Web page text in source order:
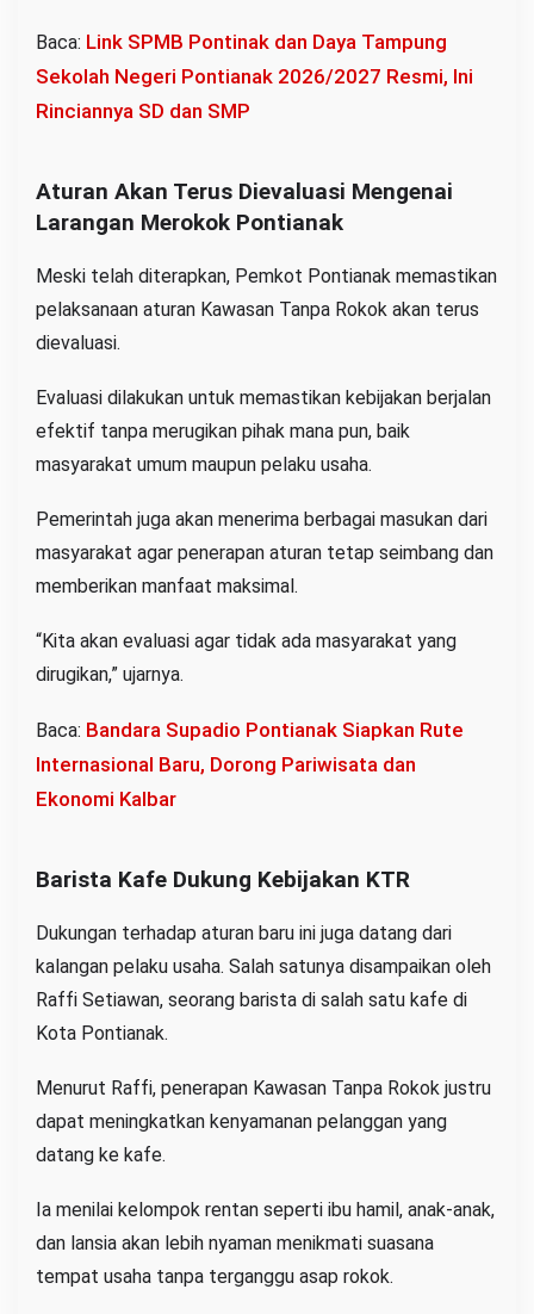
Baca: Link SPMB Pontinak dan Daya Tampung
Sekolah Negeri Pontianak 2026/2027 Resmi, Ini
Rinciannya SD dan SMP
Aturan Akan Terus Dievaluasi Mengenai
Larangan Merokok Pontianak
Meski telah diterapkan, Pemkot Pontianak memastikan
pelaksanaan aturan Kawasan Tanpa Rokok akan terus
dievaluasi.
Evaluasi dilakukan untuk memastikan kebijakan berjalan
efektif tanpa merugikan pihak mana pun, baik
masyarakat umum maupun pelaku usaha.
Pemerintah juga akan menerima berbagai masukan dari
masyarakat agar penerapan aturan tetap seimbang dan
memberikan manfaat maksimal.
“Kita akan evaluasi agar tidak ada masyarakat yang
dirugikan,” ujarnya.
Baca: Bandara Supadio Pontianak Siapkan Rute
Internasional Baru, Dorong Pariwisata dan
Ekonomi Kalbar
Barista Kafe Dukung Kebijakan KTR
Dukungan terhadap aturan baru ini juga datang dari
kalangan pelaku usaha. Salah satunya disampaikan oleh
Raffi Setiawan, seorang barista di salah satu kafe di
Kota Pontianak.
Menurut Raffi, penerapan Kawasan Tanpa Rokok justru
dapat meningkatkan kenyamanan pelanggan yang
datang ke kafe.
Ia menilai kelompok rentan seperti ibu hamil, anak-anak,
dan lansia akan lebih nyaman menikmati suasana
tempat usaha tanpa terganggu asap rokok.